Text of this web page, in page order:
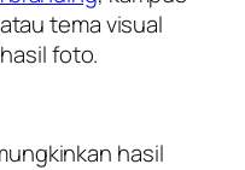
tema visual
foto.
hasil